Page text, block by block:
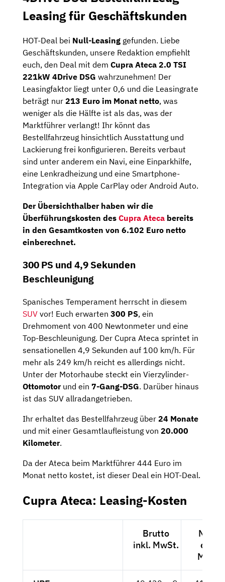
Leasing für Geschäftskunden
HOT-Deal bei Null-Leasing gefunden. Liebe
Geschäftskunden, unsere Redaktion empfiehlt
euch, den Deal mit dem Cupra Ateca 2.0 TSI
221kW 4Drive DSG wahrzunehmen! Der
Leasingfaktor liegt unter 0,6 und die Leasingrate
beträgt nur 213 Euro im Monat netto, was
weniger als die Hälfte ist als das, was der
Marktführer verlangt! Ihr könnt das
Bestellfahrzeug hinsichtlich Ausstattung und
Lackierung frei konfigurieren. Bereits verbaut
sind unter anderem ein Navi, eine Einparkhilfe,
eine Lenkradheizung und eine Smartphone-
Integration via Apple CarPlay oder Android Auto.
Der Übersichthalber haben wir die
Überführungskosten des Cupra Ateca bereits
in den Gesamtkosten von 6.102 Euro netto
einberechnet.
300 PS und 4,9 Sekunden
Beschleunigung
Spanisches Temperament herrscht in diesem
SUV vor! Euch erwarten 300 PS, ein
Drehmoment von 400 Newtonmeter und eine
Top-Beschleunigung. Der Cupra Ateca sprintet in
sensationellen 4,9 Sekunden auf 100 km/h. Für
mehr als 249 km/h reicht es allerdings nicht.
Unter der Motorhaube steckt ein Vierzylinder-
Ottomotor und ein 7-Gang-DSG. Darüber hinaus
ist das SUV allradangetrieben.
Ihr erhaltet das Bestellfahrzeug über 24 Monate
und mit einer Gesamtlaufleistung von 20.000
Kilometer.
Da der Ateca beim Marktführer 444 Euro im
Monat netto kostet, ist dieser Deal ein HOT-Deal.
Cupra Ateca: Leasing-Kosten
Brutto
inkl. MwSt.
Netto
exkl.
MwSt.